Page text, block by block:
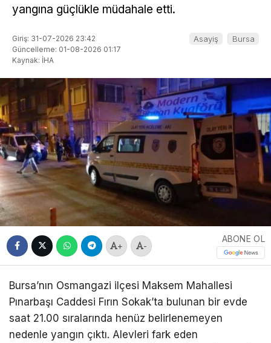
yangına güçlükle müdahale etti.
Giriş: 31-07-2026 23:42
Güncelleme: 01-08-2026 01:17
Kaynak: İHA
Asayiş Bursa
+ -
ABONE OL
Bursa’nın Osmangazi ilçesi Maksem Mahallesi
Pınarbaşı Caddesi Fırın Sokak’ta bulunan bir evde
saat 21.00 sıralarında henüz belirlenemeyen
nedenle yangın çıktı. Alevleri fark eden